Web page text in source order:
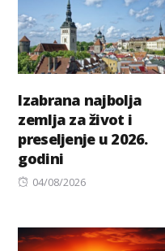
Izabrana najbolja
zemlja za život i
preseljenje u 2026.
godini
Posted
04/08/2026